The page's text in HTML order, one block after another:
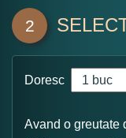
2
Doresc
Avand o greutate